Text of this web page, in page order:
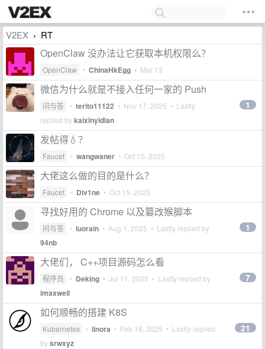
V2EX › RT
OpenClaw 没办法让它获取本机权限么？
OpenClaw • ChinaHkEgg • Mar 13
微信为什么就是不接入任何一家的 Push
问与答 • terito11122 • Nov 17, 2025 • Lastly
replied bykaixinyidian
1
发帖得💧？
Faucet • wangwaner • Oct 15, 2025
大佬这么做的目的是什么？
Faucet • Div1ne • Oct 15, 2025
寻找好用的 Chrome 以及篡改猴脚本
问与答 • luorain • Aug 1, 2025 • Lastly replied by
94nb
1
大佬们， C++项目源码怎么看
程序员 • Deking • Jul 11, 2025 • Lastly replied by
imaxwell
7
如何顺畅的搭建 K8S
Kubernetes • linora • Feb 18, 2025 • Lastly replied
bysrwxyz
21